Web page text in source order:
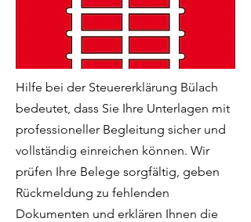
Hilfe bei der Steuererklärung Bülach
bedeutet, dass Sie Ihre Unterlagen mit
professioneller Begleitung sicher und
vollständig einreichen können. Wir
prüfen Ihre Belege sorgfältig, geben
Rückmeldung zu fehlenden
Dokumenten und erklären Ihnen die